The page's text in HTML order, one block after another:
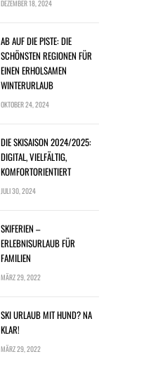
DEZEMBER 18, 2024
AB AUF DIE PISTE: DIE
SCHÖNSTEN REGIONEN FÜR
EINEN ERHOLSAMEN
WINTERURLAUB
OKTOBER 24, 2024
DIE SKISAISON 2024/2025:
DIGITAL, VIELFÄLTIG,
KOMFORTORIENTIERT
JULI 30, 2024
SKIFERIEN –
ERLEBNISURLAUB FÜR
FAMILIEN
MÄRZ 29, 2022
SKI URLAUB MIT HUND? NA
KLAR!
MÄRZ 29, 2022